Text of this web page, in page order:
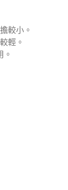
較小。
輕。
。